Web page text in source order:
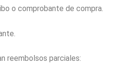
o comprobante de compra.
reembolsos parciales: